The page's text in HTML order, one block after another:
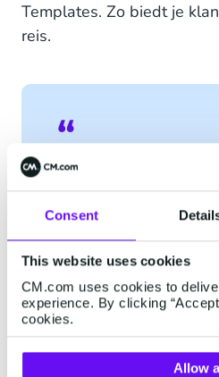
Consent
This website uses cookies
CM.com uses cookies to
experience. By clicking
cookies.
Allow
Templates. Zo biedt je
reis.
Hoi {1}, je hebt een
voor morgen.
onlangs zijn
gewijzigd. Zorg
slechts 1 stuk
Handtassen/
moeten in je
Meer informatie
bagageregels vind